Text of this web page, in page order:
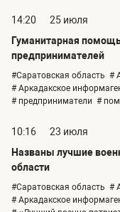
14:20
25 июля
Гуманитарная
предпринимателей
#Саратовская область #
# Аркадакское
# предприниматели #
10:16
23 июля
Названы лучшие
области
#Саратовская область #
# Аркадакское